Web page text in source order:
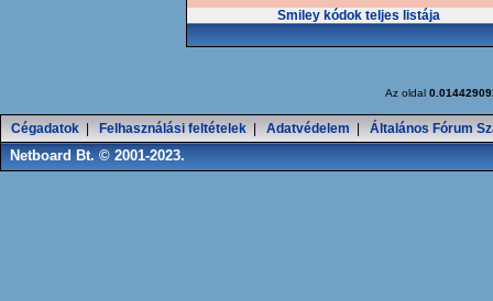
Smiley kódok teljes listája
Az oldal
Cégadatok Felhasználási feltételek Adatvédelem Általános Fórum
Netboard Bt. © 2001-2023.